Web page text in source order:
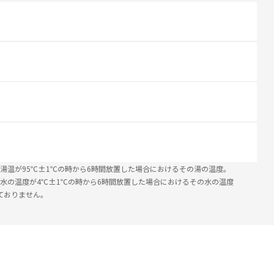
が95℃±1℃の時から6時間放置した場合におけるその湯の温度。
の温度が4℃±1℃の時から6時間放置した場合におけるその水の温度
りません。